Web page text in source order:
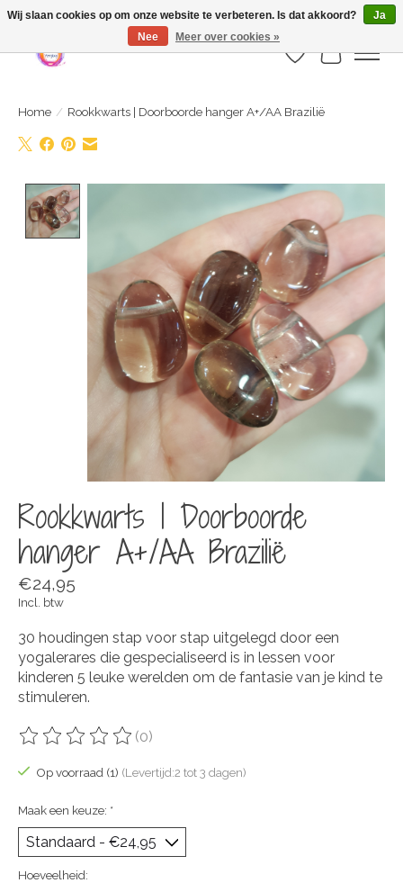
Webshop is geopend maar nog onder constructie | let op: Verzenden vanaf 29
juli
Verlanglijst
Home / Rookkwarts | Doorboorde hanger A+/AA Brazilië
Product image slideshow Items
Rookkwarts | Doorboorde
hanger A+/AA Brazilië
€24,95
Incl. btw
30 houdingen stap voor stap uitgelegd door een
yogalerares die gespecialiseerd is in lessen voor
kinderen 5 leuke werelden om de fantasie van je kind te
stimuleren.
De beoordeling van dit product is
(0)
Op voorraad (1) (Levertijd:2 tot 3 dagen)
Maak een keuze: *
Hoeveelheid:
Wij slaan cookies op om onze website te verbeteren. Is dat akkoord?
Ja
Nee
Meer over cookies »